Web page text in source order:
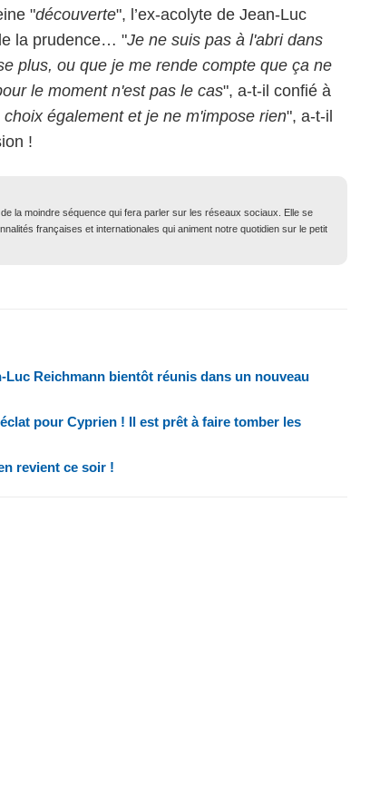
"découverte", l’ex-acolyte de Jean-Luc
la prudence… "Je ne suis pas à l'abri dans
plus, ou que je me rende compte que ça ne
le moment n'est pas le cas", a-t-il confié à
également et je ne m'impose rien", a-t-il
!
la moindre séquence qui fera parler sur les réseaux sociaux. Elle se
françaises et internationales qui animent notre quotidien sur le petit
Luc Reichmann bientôt réunis dans un nouveau
pour Cyprien ! Il est prêt à faire tomber les
revient ce soir !